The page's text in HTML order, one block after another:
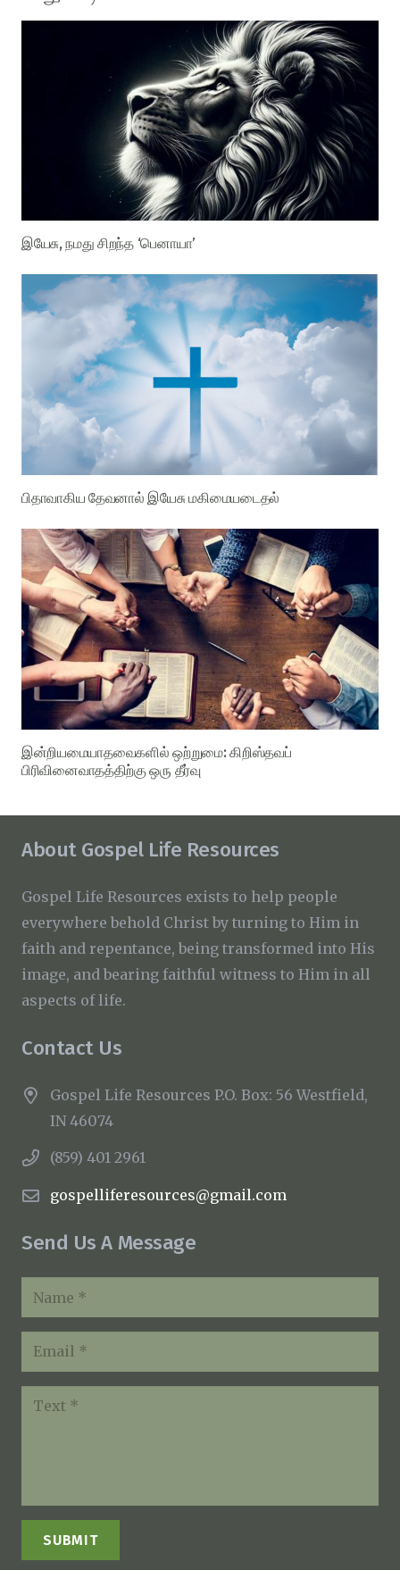
இயேசு, நமது சிறந்த ‘பெனாயா’
பிதாவாகிய தேவனால் இயேசு மகிமையடைதல்
இன்றியமையாதவைகளில் ஒற்றுமை: கிறிஸ்தவப்
பிரிவினைவாதத்திற்கு ஒரு தீர்வு
About Gospel Life Resources
Gospel Life Resources exists to help people
everywhere behold Christ by turning to Him in
faith and repentance, being transformed into His
image, and bearing faithful witness to Him in all
aspects of life.
Contact Us
Gospel Life Resources P.O. Box: 56 Westfield,
IN 46074
(859) 401 2961
gospelliferesources@gmail.com
Send Us A Message
SUBMIT